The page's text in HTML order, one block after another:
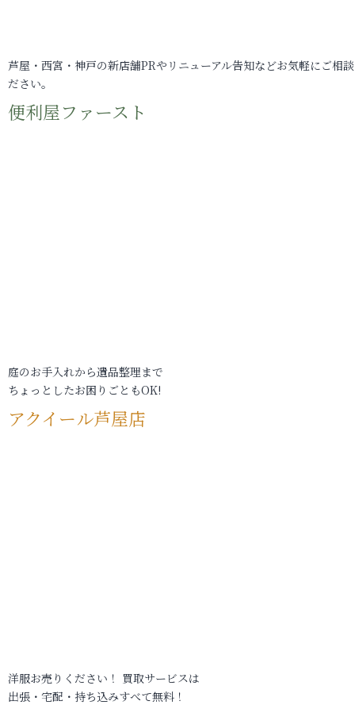
芦屋・西宮・神戸の新店舗PRやリニューアル告知などお気軽にご相
ださい。
便利屋ファースト
庭のお手入れから遺品整理まで
ちょっとしたお困りごともOK!
アクイール芦屋店
洋服お売りください！ 買取サービスは
出張・宅配・持ち込みすべて無料！